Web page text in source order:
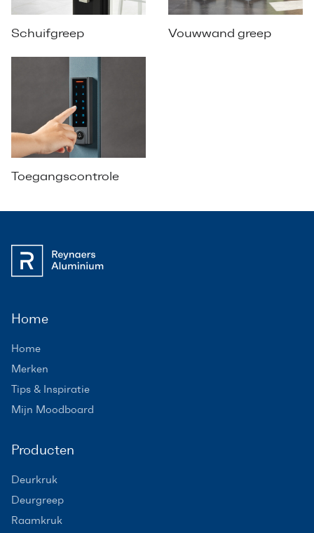
Schuifgreep Vouwwand greep
Toegangscontrole
Home
Home
Merken
Tips & Inspiratie
Mijn Moodboard
Producten
Deurkruk
Deurgreep
Raamkruk